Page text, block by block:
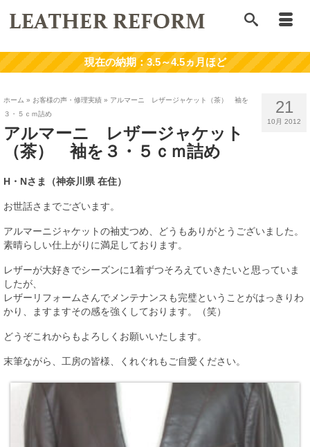
21
10月 2012
ホーム » お客様の声・修理実績 » アルマーニ レザージャケット（茶） 袖を
３・５ｃｍ詰め
アルマーニ レザージャケット
（茶） 袖を３・５ｃｍ詰め
H・Nさま（神奈川県 在住）
お世話さまでございます。
アルマーニジャケットの袖丈つめ、どうもありがとうございました。
素晴らしい仕上がりに満足しております。
レザーが大好きでシーズンに1着ずつそろえていきたいと思っていま
したが、
レザーリフォームさんでメンテナンスも完璧ということがはっきりわ
かり、ますますその感を強くしております。（笑）
どうぞこれからもよろしくお願いいたします。
末筆ながら、工房の皆様、くれぐれもご自愛ください。